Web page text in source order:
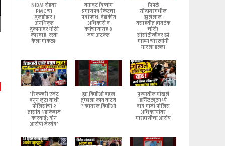
NIBM रोडवर
PMC चा
'बुलडोझर'!
अनधिकृत
दुकानांवर मोठी
कारवाई; रस्ता
केला मोकळा!
बनावट दिव्यांग
प्रमाणपत्र रॅकेटचा
पर्दाफाश; वैद्यकीय
अधिकारी व
कर्मचाऱ्यांसह 8
जण अटकेत
पिंपळे
सौदागरमधील
झुलेलाल
वसाहतीत हायटेक
चोरी!
सीसीटीव्हीवर स्प्रे
मारून चोरट्यांनी
मारला डल्ला
"रिकव्हरी एजंट
बनून लूट! बार्शी
पोलिसांची २
तासांत धडाकेबाज
कारवाई; दोन
आरोपी जेरबंद"
ह्या व्हिडीओ बद्दल
तुम्हाला काय वाटत
? व्हायरल व्हिडीओ
पुण्यातील गोखले
इन्स्टिट्यूटमध्ये
वाद;माजी पोलिस
अधिकाऱ्यांवर
मारहाणीचा आरोप